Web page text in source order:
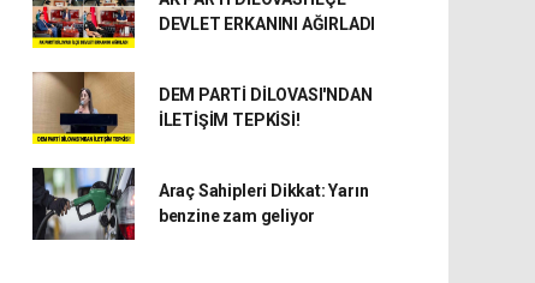
DEVLET ERKANINI AĞIRLADI
DEM PARTİ DİLOVASI'NDAN
İLETİŞİM TEPKİSİ!
Araç Sahipleri Dikkat: Yarın
benzine zam geliyor